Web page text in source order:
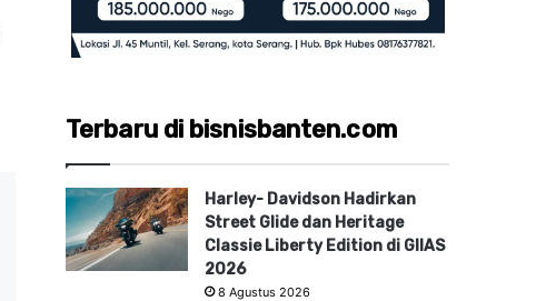
Terbaru di bisnisbanten.com
Harley- Davidson Hadirkan
Street Glide dan Heritage
Classie Liberty Edition di GIIAS
2026
8 Agustus 2026